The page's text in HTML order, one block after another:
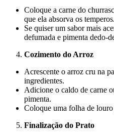
Coloque a carne do
que ela absorva os temperos.
Se quiser um sabor mais
defumada e pimenta dedo-
Cozimento do Arroz
Acrescente o arroz cru na
ingredientes.
Adicione o caldo de carne
pimenta.
Coloque uma folha de
Finalização do Prato